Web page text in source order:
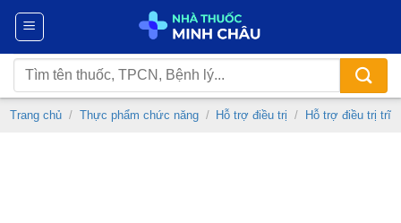
Chuyển
nội
dung
Tìm
kiếm:
Trang chủ / Thực phẩm chức năng / Hỗ trợ điều trị / Hỗ trợ điều trị trĩ